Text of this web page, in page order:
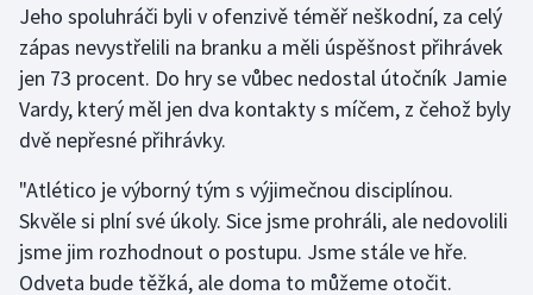
Veslování
Vodní slalom
Volejbal
Ostatní
Jeho spoluhráči byli v ofenzivě téměř neškodní, za celý
zápas nevystřelili na branku a měli úspěšnost přihrávek
jen 73 procent. Do hry se vůbec nedostal útočník Jamie
Vardy, který měl jen dva kontakty s míčem, z čehož byly
dvě nepřesné přihrávky.
"Atlético je výborný tým s výjimečnou disciplínou.
Skvěle si plní své úkoly. Sice jsme prohráli, ale nedovolili
jsme jim rozhodnout o postupu. Jsme stále ve hře.
Odveta bude těžká, ale doma to můžeme otočit.